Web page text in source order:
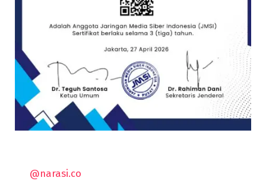
@narasi.co